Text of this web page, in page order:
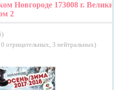
Новгороде 173008 г.
2
0 отрицательных,3 нейтральных)